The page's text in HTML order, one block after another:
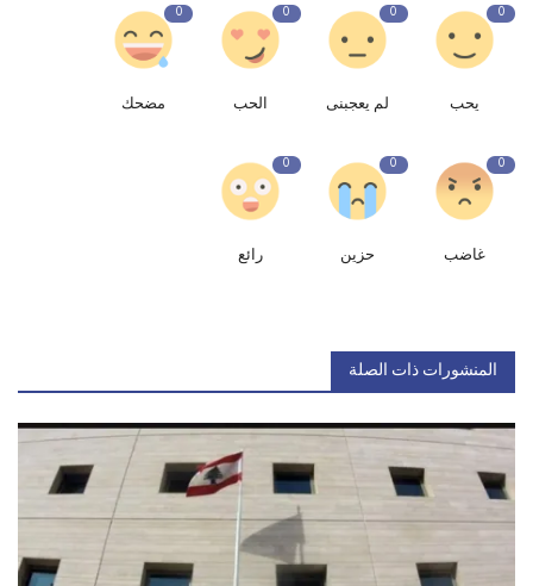
0
يحب
0
لم يعجبنى
0
الحب
0
مضحك
0
غاضب
0
حزين
0
رائع
المنشورات ذات الصلة